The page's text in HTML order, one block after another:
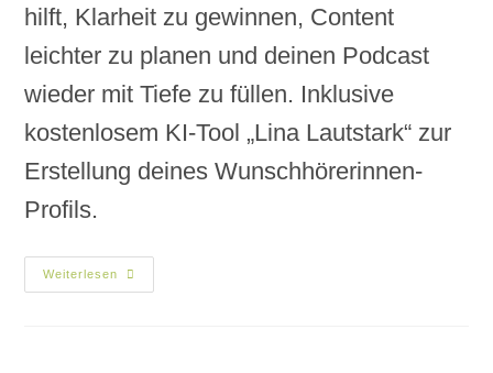
hilft, Klarheit zu gewinnen, Content
leichter zu planen und deinen Podcast
wieder mit Tiefe zu füllen. Inklusive
kostenlosem KI-Tool „Lina Lautstark“ zur
Erstellung deines Wunschhörerinnen-
Profils.
Weiterlesen